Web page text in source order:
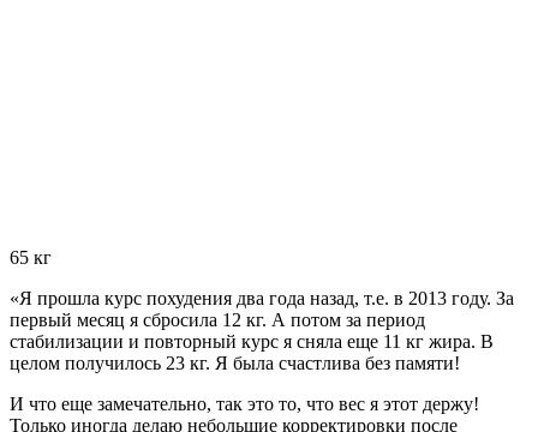
65 кг
«Я прошла курс похудения два года назад, т.е. в 2013 году. За
первый месяц я сбросила 12 кг. А потом за период
стабилизации и повторный курс я сняла еще 11 кг жира. В
целом получилось 23 кг. Я была счастлива без памяти!
И что еще замечательно, так это то, что вес я этот держу!
Только иногда делаю небольшие корректировки после